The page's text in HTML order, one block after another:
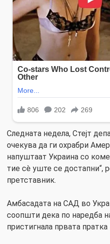
Следната недела, Стејт
очекува да ги охрабри
напуштаат Украина со
тие сè уште се достапни“,
претставник.
Амбасадата на САД во
соопшти дека по наредба
пристигнала првата пратка